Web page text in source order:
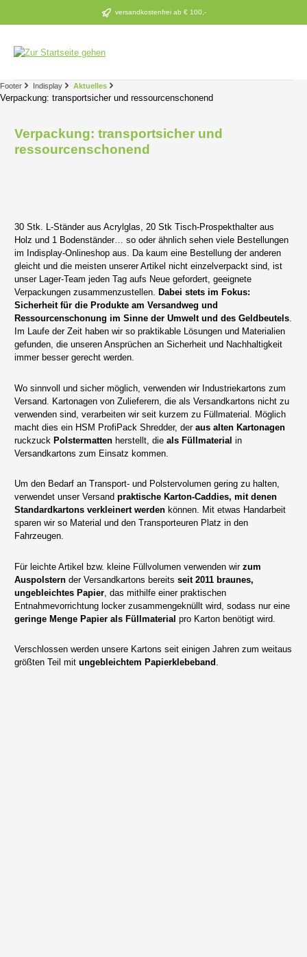
Zum Hauptinhalt springen versandkostenfrei ab € 100,-
Footer Indisplay Aktuelles
Verpackung: transportsicher und ressourcenschonend
Verpackung: transportsicher und
ressourcenschonend
30 Stk. L-Ständer aus Acrylglas, 20 Stk Tisch-Prospekthalter aus
Holz und 1 Bodenständer… so oder ähnlich sehen viele Bestellungen
im Indisplay-Onlineshop aus. Da kaum eine Bestellung der anderen
gleicht und die meisten unserer Artikel nicht einzelverpackt sind, ist
unser Lager-Team jeden Tag aufs Neue gefordert, geeignete
Verpackungen zusammenzustellen. Dabei stets im Fokus:
Sicherheit für die Produkte am Versandweg und
Ressourcenschonung im Sinne der Umwelt und des Geldbeutels.
Im Laufe der Zeit haben wir so praktikable Lösungen und Materialien
gefunden, die unseren Ansprüchen an Sicherheit und Nachhaltigkeit
immer besser gerecht werden.
Wo sinnvoll und sicher möglich, verwenden wir Industriekartons zum
Versand. Kartonagen von Zulieferern, die als Versandkartons nicht zu
verwenden sind, verarbeiten wir seit kurzem zu Füllmaterial. Möglich
macht dies ein HSM ProfiPack Shredder, der aus alten Kartonagen
ruckzuck Polstermatten herstellt, die als Füllmaterial in
Versandkartons zum Einsatz kommen.
Um den Bedarf an Transport- und Polstervolumen gering zu halten,
verwendet unser Versand praktische Karton-Caddies, mit denen
Standardkartons verkleinert werden können. Mit etwas Handarbeit
sparen wir so Material und den Transporteuren Platz in den
Fahrzeugen.
Für leichte Artikel bzw. kleine Füllvolumen verwenden wirzum
Auspolstern der Versandkartons bereits seit 2011 braunes,
ungebleichtes Papier , das mithilfe einer praktischen
Entnahmevorrichtung locker zusammengeknüllt wird, sodass nur eine
geringe Menge Papier als Füllmaterial pro Karton benötigt wird.
Verschlossen werden unsere Kartons seit einigen Jahren zum weitaus
größten Teil mit ungebleichtem Papierklebeband .